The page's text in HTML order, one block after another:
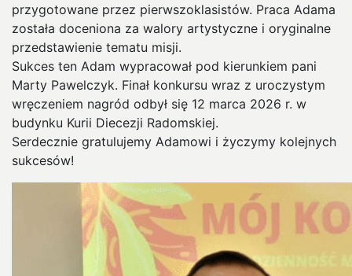
przygotowane przez pierwszoklasistów. Praca Adama
została doceniona za walory artystyczne i oryginalne
przedstawienie tematu misji.
Sukces ten Adam wypracował pod kierunkiem pani
Marty Pawelczyk. Finał konkursu wraz z uroczystym
wręczeniem nagród odbył się 12 marca 2026 r. w
budynku Kurii Diecezji Radomskiej.
Serdecznie gratulujemy Adamowi i życzymy kolejnych
sukcesów!